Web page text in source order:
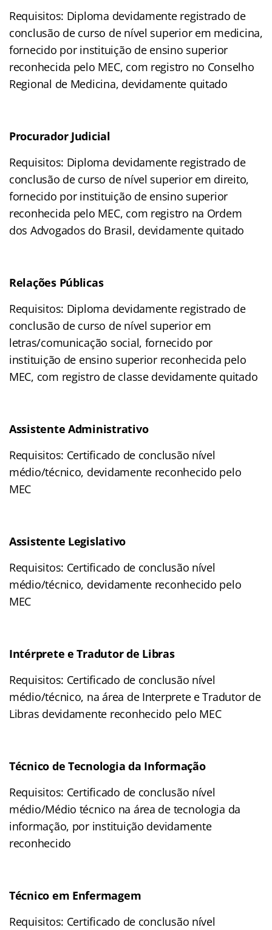
Requisitos: Diploma devidamente registrado de
conclusão de curso de nível superior em medicina,
fornecido por instituição de ensino superior
reconhecida pelo MEC, com registro no Conselho
Regional de Medicina, devidamente quitado
Procurador Judicial
Requisitos: Diploma devidamente registrado de
conclusão de curso de nível superior em direito,
fornecido por instituição de ensino superior
reconhecida pelo MEC, com registro na Ordem
dos Advogados do Brasil, devidamente quitado
Relações Públicas
Requisitos: Diploma devidamente registrado de
conclusão de curso de nível superior em
letras/comunicação social, fornecido por
instituição de ensino superior reconhecida pelo
MEC, com registro de classe devidamente quitado
Assistente Administrativo
Requisitos: Certificado de conclusão nível
médio/técnico, devidamente reconhecido pelo
MEC
Assistente Legislativo
Requisitos: Certificado de conclusão nível
médio/técnico, devidamente reconhecido pelo
MEC
Intérprete e Tradutor de Libras
Requisitos: Certificado de conclusão nível
médio/técnico, na área de Interprete e Tradutor de
Libras devidamente reconhecido pelo MEC
Técnico de Tecnologia da Informação
Requisitos: Certificado de conclusão nível
médio/Médio técnico na área de tecnologia da
informação, por instituição devidamente
reconhecido
Técnico em Enfermagem
Requisitos: Certificado de conclusão nível